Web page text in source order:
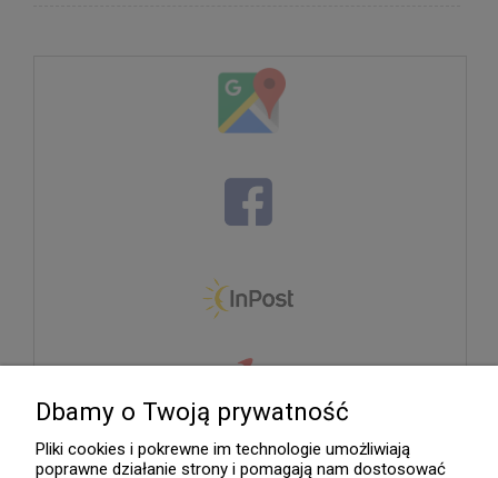
Dbamy o Twoją prywatność
Pliki cookies i pokrewne im technologie umożliwiają
poprawne działanie strony i pomagają nam dostosować